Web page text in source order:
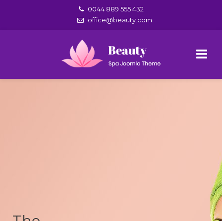
0044 889 555 432
office@beauty.com